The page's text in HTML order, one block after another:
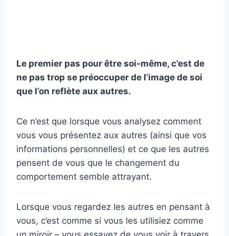
Le premier pas pour être soi-même, c’est de
ne pas trop se préoccuper de l’image de soi
que l’on reflète aux autres.
Ce n’est que lorsque vous analysez comment
vous vous présentez aux autres (ainsi que vos
informations personnelles) et ce que les autres
pensent de vous que le changement du
comportement semble attrayant.
Lorsque vous regardez les autres en pensant à
vous, c’est comme si vous les utilisiez comme